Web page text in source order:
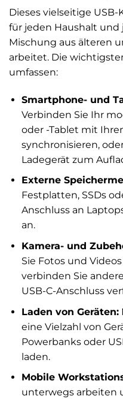
Dieses vielseitige
für jeden Haushalt und
Mischung aus älteren
arbeitet. Die
umfassen:
Smartphone- und
Verbinden Sie Ihr
oder -Tablet mit
synchronisieren,
Ladegerät zum
Externe
Festplatten, SSDs
Anschluss an
an.
Kamera- und
Sie Fotos und
verbinden Sie
USB-C-Anschluss
Laden von Geräten:
eine Vielzahl von
Powerbanks oder
laden.
Mobile
unterwegs arbeiten